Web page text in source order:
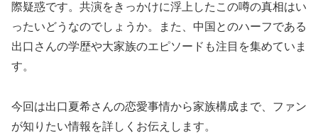
際疑惑です。共演をきっかけに浮上したこの噂の真相はい
ったいどうなのでしょうか。また、中国とのハーフである
出口さんの学歴や大家族のエピソードも注目を集めていま
す。
今回は出口夏希さんの恋愛事情から家族構成まで、ファン
が知りたい情報を詳しくお伝えします。